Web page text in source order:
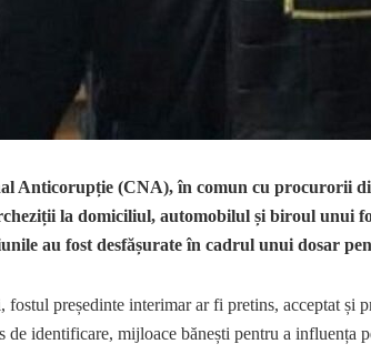
Anticorupție (CNA), în comun cu procurorii
la domiciliul, automobilul și biroul unui
au fost desfășurate în cadrul unui dosar
fostul președinte interimar ar fi pretins, acceptat și
de identificare, mijloace bănești pentru a influența